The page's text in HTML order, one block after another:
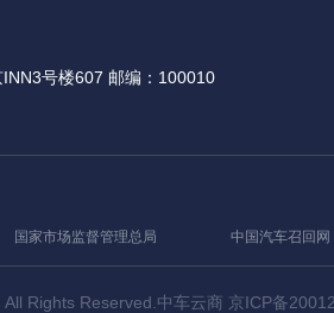
号楼607 邮编：100010
国家市场监督管理总局 中国汽车召回网
Rights Reserved.中车云商 京ICP备